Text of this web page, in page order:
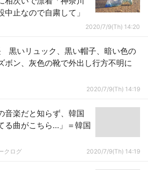
止なので自粛して」
2020/7/9(Th) 14:20
黒いリュック、黒い帽子、暗い色の
ボン、灰色の靴で外出し行方不明に
2020/7/9(Th) 14:19
音楽だと知らず、韓国
る曲がこちら…」＝韓国
クログ 2020/7/9(Th) 14:19